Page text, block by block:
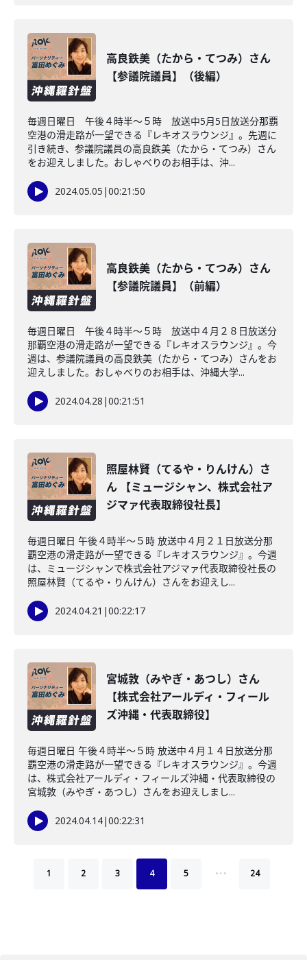
高良鉄美（たから・てつみ）さん
【参議院議員】（後編）
毎週日曜日 午後４時半～５時 放送中5月5日放送分那覇
空港の滑走路が一望できる『レキオスラウンジ』。先週に
引き続き、参議院議員の高良鉄美（たから・てつみ）さん
をお迎えしました。おしゃべりのお相手は、沖...
2024.05.05 |00:21:50
高良鉄美（たから・てつみ）さん
【参議院議員】（前編）
毎週日曜日 午後４時半～５時 放送中４月２８日放送分
那覇空港の滑走路が一望できる『レキオスラウンジ』。今
週は、参議院議員の高良鉄美（たから・てつみ）さんをお
迎えしました。おしゃべりのお相手は、沖縄大学...
2024.04.28 |00:21:51
照屋林賢（てるや・りんけん）さ
ん 【ミュージシャン、株式会社ア
ジマァ代表取締役社長】
毎週日曜日 午後４時半～５時 放送中４月２１日放送分那
覇空港の滑走路が一望できる『レキオスラウンジ』。今週
は、ミュージシャンで株式会社アジマァ代表取締役社長の
照屋林賢（てるや・りんけん）さんをお迎えし...
2024.04.21 |00:22:17
宮城敦（みやぎ・あつし）さん
【株式会社アールディ・フィール
ズ沖縄・代表取締役】
毎週日曜日 午後４時半～５時 放送中４月１４日放送分那
覇空港の滑走路が一望できる『レキオスラウンジ』。今週
は、株式会社アールディ・フィールズ沖縄・代表取締役の
宮城敦（みやぎ・あつし）さんをお迎えしまし...
2024.04.14|00:22:31
1 2 3 4 5 … 24